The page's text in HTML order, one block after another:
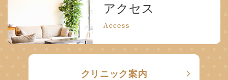
アクセス
Access
クリニック案内